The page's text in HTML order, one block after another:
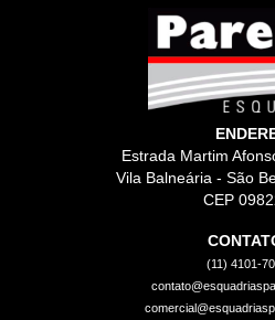
Estrada Martim
Vila Balneária - São
CEP
(11) 4101-